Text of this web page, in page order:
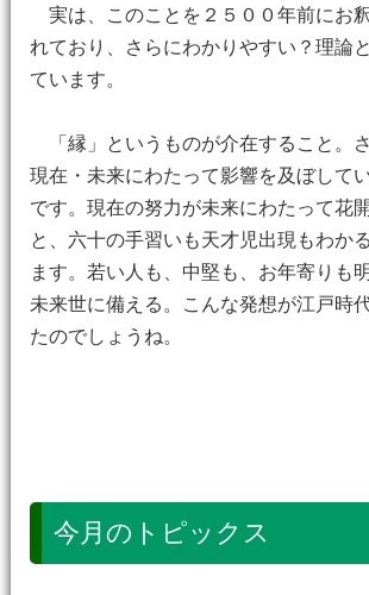
実は、このことを２５００年前にお
れており、さらにわかりやすい？理論
ています。
「縁」というものが介在すること。
現在・未来にわたって影響を及ぼして
です。現在の努力が未来にわたって花
と、六十の手習いも天才児出現もわか
ます。若い人も、中堅も、お年寄りも
未来世に備える。こんな発想が江戸時
たのでしょうね。
今月のトピックス